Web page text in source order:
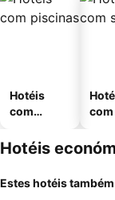
Hotéis
com
Hotéis
Estes hotéis